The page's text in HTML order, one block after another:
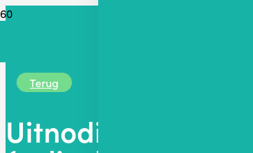
Terug
Uitnodiging NVLO